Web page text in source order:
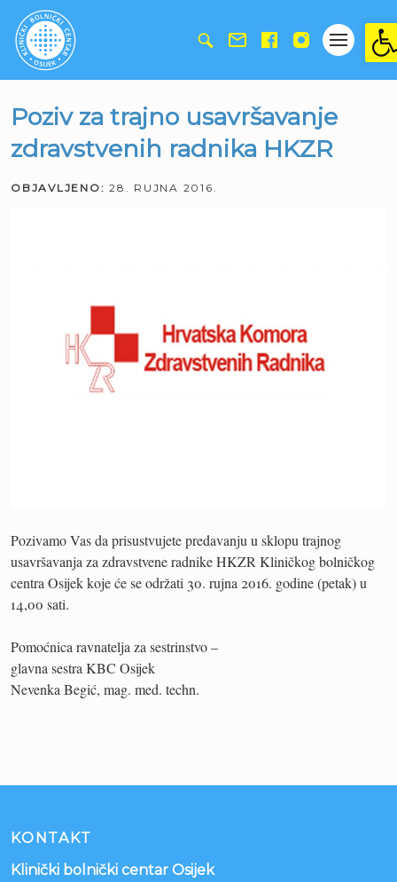
Poziv za trajno usavršavanje
zdravstvenih radnika HKZR
OBJAVLJENO: 28. RUJNA 2016.
Pozivamo Vas da prisustvujete predavanju u sklopu trajnog
usavršavanja za zdravstvene radnike HKZR Kliničkog bolničkog
centra Osijek koje će se održati 30. rujna 2016. godine (petak) u
14,00 sati.
Pomoćnica ravnatelja za sestrinstvo –
glavna sestra KBC Osijek
Nevenka Begić, mag. med. techn.
KONTAKT
Klinički bolnički centar Osijek